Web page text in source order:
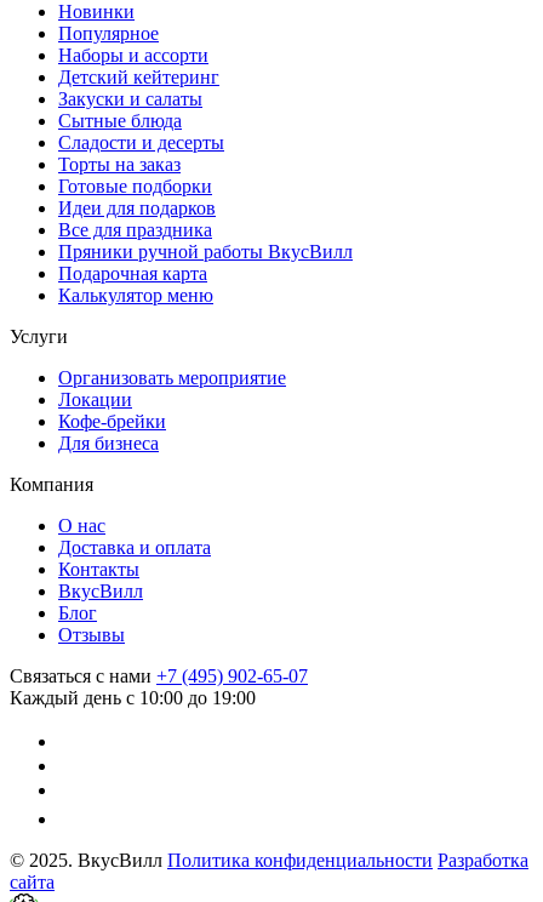
Новинки
Популярное
Наборы и ассорти
Детский кейтеринг
Закуски и салаты
Сытные блюда
Сладости и десерты
Торты на заказ
Готовые подборки
Идеи для подарков
Все для праздника
Пряники ручной работы ВкусВилл
Подарочная карта
Калькулятор меню
Услуги
Организовать мероприятие
Локации
Кофе-брейки
Для бизнеса
Компания
О нас
Доставка и оплата
Контакты
ВкусВилл
Блог
Отзывы
Связаться с нами +7 (495) 902-65-07
Каждый день с 10:00 до 19:00
© 2025. ВкусВилл Политика конфиденциальности Разработка
сайта